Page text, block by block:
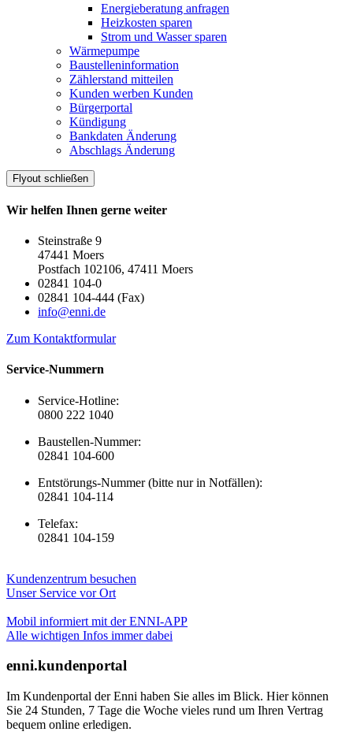
Energieberatung anfragen
Heizkosten sparen
Strom und Wasser sparen
Wärmepumpe
Baustelleninformation
Zählerstand mitteilen
Kunden werben Kunden
Bürgerportal
Kündigung
Bankdaten Änderung
Abschlags Änderung
Flyout schließen
Wir helfen Ihnen gerne weiter
Steinstraße 9
47441 Moers
Postfach 102106, 47411 Moers
02841 104-0
02841 104-444 (Fax)
info@enni.de
Zum Kontaktformular
Service-Nummern
Service-Hotline:
0800 222 1040
Baustellen-Nummer:
02841 104-600
Entstörungs-Nummer (bitte nur in Notfällen):
02841 104-114
Telefax:
02841 104-159
Kundenzentrum besuchen
Unser Service vor Ort
Mobil informiert mit der ENNI-APP
Alle wichtigen Infos immer dabei
enni.kundenportal
Im Kundenportal der Enni haben Sie alles im Blick. Hier können
Sie 24 Stunden, 7 Tage die Woche vieles rund um Ihren Vertrag
bequem online erledigen.